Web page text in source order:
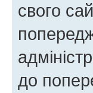
свого
до